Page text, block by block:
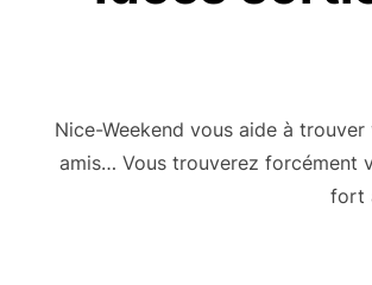
Nice-Weekend vous aide à
amis… Vous trouverez forcément
fort